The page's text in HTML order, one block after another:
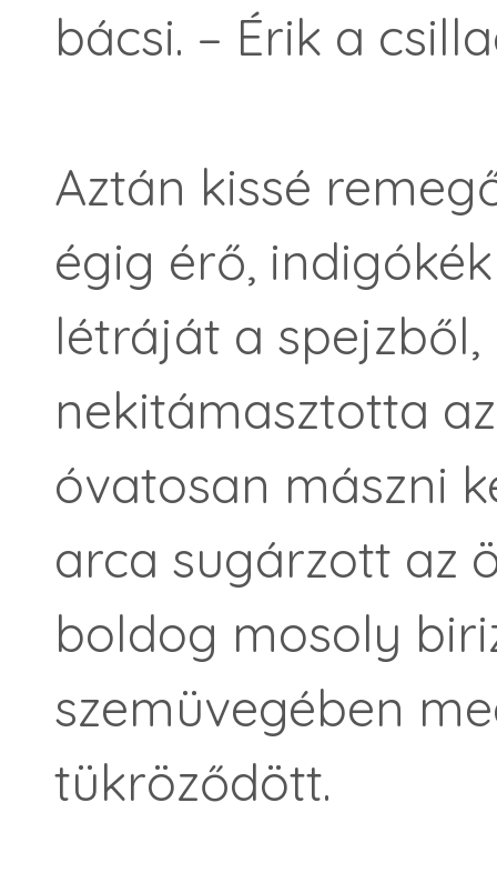
bácsi. – Érik a
Aztán kissé
égig érő,
létráját a
nekitámasztotta
óvatosan mászni
arca sugárzott az
boldog mosoly
szemüvegében
tükröződött.